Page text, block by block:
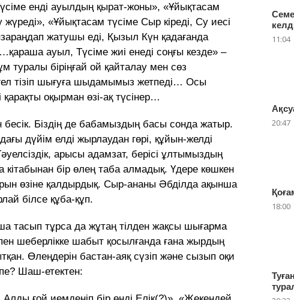
енді ауылдың қырат-жоны», «Ұйықтасам
жүреді», «Ұйықтасам түсіме Сыр кіреді, Су иесі
жатушы еді, Қызыл Күн қадағанда
ауыл, Түсіме жиі енеді соңғы кезде» –
біріңғай ой қайталау мен сөз
тізіп шығуға шыдамымыз жетпеді… Осы
қарақты оқырман өзі-ақ түсінер…
бесік. Біздің де бабамыздың басы сонда жатыр.
дүйім елді жырлаудан гөрі, құйын-желді
арысы адамзат, берісі ұлтымыздың
бір өлең таба алмадық. Үдере көшкен
өзіне қалдырдық. Сыр-ананы Әбділда ақынша
білсе құба-құп.
тасып тұрса да жұтаң тілден жақсы шығарма
шеберлікке шабыт қосылғанда ғана жырдың
Өлеңдерін бастан-аяқ сүзіп және сызып оқи
Шаш-етектен:
11:04
20:47
18:00